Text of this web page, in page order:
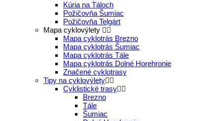
Kúria na Táloch
Požičovňa Šumiac
Požičovňa Telgárt
Mapa cyklovýlety
Mapa cyklotrás Brezno
Mapa cyklotrás Šumiac
Mapa cyklotrás Tále
Mapa cyklotrás Dolné Horehronie
Značené cyklotrasy
Tipy na cyklovýlety
Cyklistické trasy
Brezno
Tále
Šumiac